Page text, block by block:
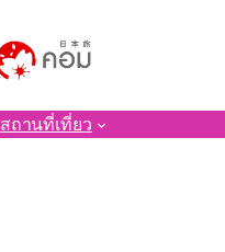
สถานที่เที่ยว